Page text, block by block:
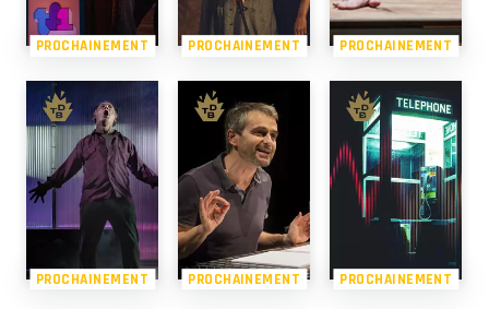
PROCHAINEMENT PROCHAINEMENT PROCHAINEMENT
PROCHAINEMENT PROCHAINEMENT PROCHAINEMENT